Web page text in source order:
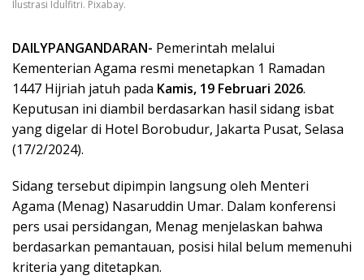
Ilustrasi Idulfitri. Pixabay.
DAILYPANGANDARAN- Pemerintah melalui
Kementerian Agama resmi menetapkan 1 Ramadan
1447 Hijriah jatuh pada Kamis, 19 Februari 2026.
Keputusan ini diambil berdasarkan hasil sidang isbat
yang digelar di Hotel Borobudur, Jakarta Pusat, Selasa
(17/2/2024).
Sidang tersebut dipimpin langsung oleh Menteri
Agama (Menag) Nasaruddin Umar. Dalam konferensi
pers usai persidangan, Menag menjelaskan bahwa
berdasarkan pemantauan, posisi hilal belum memenuhi
kriteria yang ditetapkan.